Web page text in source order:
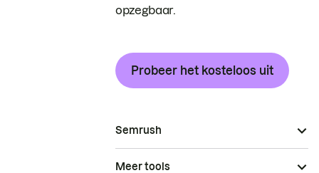
opzegbaar.
Probeer het kosteloos uit
Semrush
Meer tools